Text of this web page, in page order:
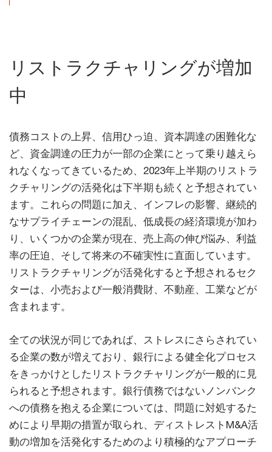
リストラクチャリングが増加
中
債務コストの上昇、信用ひっ迫、資本調達の困難化な
ど、資金調達の圧力が一部の企業にとって乗り越えら
れなくなってきているため、2023年上半期のリストラ
クチャリングの活発化は下半期も続くと予想されてい
ます。これらの問題に加え、インフレの影響、継続的
なサプライチェーンの混乱、低成長の経済環境が加わ
り、いくつかの企業が現在、売上高の伸び悩み、利益
率の圧迫、そして将来の不確実性に直面しています。
リストラクチャリングが活発化すると予想されるセク
ターは、小売および一般消費財、不動産、工業などが
含まれます。
全ての状況が同じであれば、ストレスにさらされてい
る企業の数が増えており、銀行による健全化プロセス
をきっかけとしたリストラクチャリングが一般的に見
られると予想されます。銀行債務ではないノンバンク
への債務を抱える企業については、問題に対処するた
めにより早期の措置が取られ、ディストレストM&A活
動の増加を活発化するためのより積極的なアプローチ